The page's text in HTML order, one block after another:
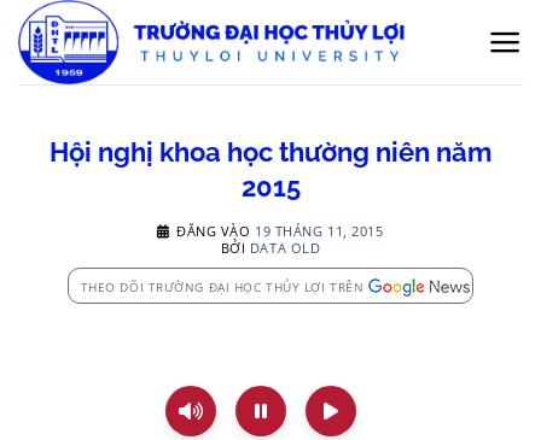
qua
nội
Hội nghị khoa học thường niên năm
2015
ĐĂNG VÀO 19 THÁNG 11, 2015
BỞI DATA OLD
THEO DÕI TRƯỜNG ĐẠI HỌC THỦY LỢI TRÊN